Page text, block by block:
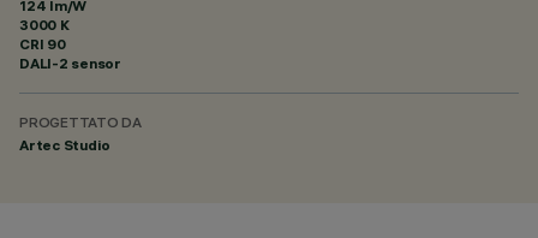
124 lm/W
3000 K
CRI 90
DALI-2 sensor
PROGETTATO DA
Artec Studio